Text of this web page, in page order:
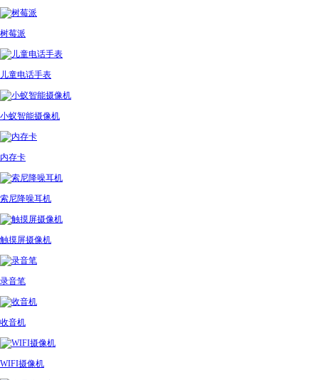
树莓派
儿童电话手表
小蚁智能摄像机
内存卡
索尼降噪耳机
触摸屏摄像机
录音笔
收音机
WIFI摄像机